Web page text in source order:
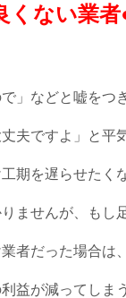
くない業者
」などと嘘を
夫ですよ」と平
期を遅らせたく
ませんが、も
者だった場合は
益が減ってしま